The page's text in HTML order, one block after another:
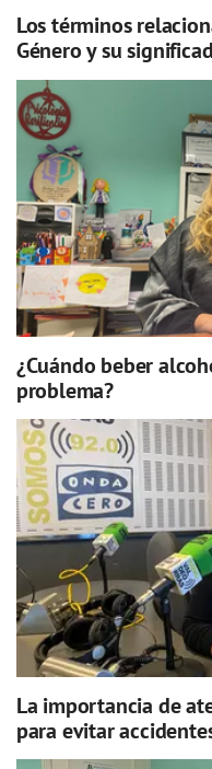
Los términos
Género y su
¿Cuándo beber
problema?
La importancia de
para evitar